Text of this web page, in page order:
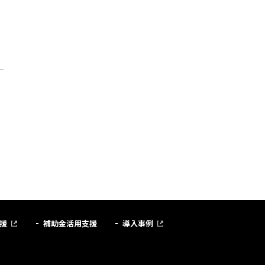
補助金活用支援 導入事例